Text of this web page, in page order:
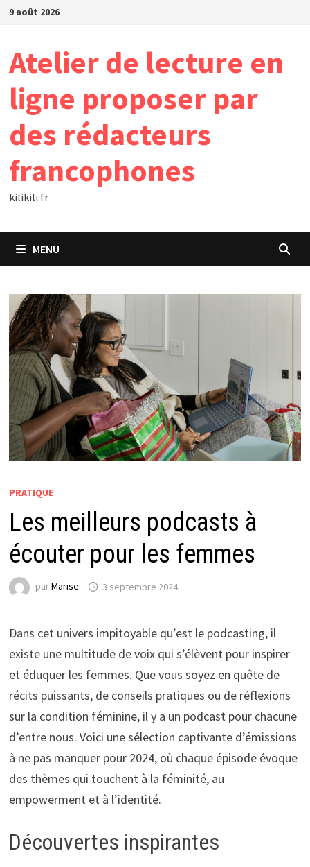
Passer
9 août 2026
Atelier de lecture en
ligne proposer par
des rédacteurs
francophones
kilikili.fr
MENU
PRATIQUE
Les meilleurs podcasts à
écouter pour les femmes
parMarise 3 septembre 2024
Dans cet univers impitoyable qu’est le podcasting, il
existe une multitude de voix qui s’élèvent pour inspirer
et éduquer les femmes. Que vous soyez en quête de
récits puissants, de conseils pratiques ou de réflexions
sur la condition féminine, il y a un podcast pour chacune
d’entre nous. Voici une sélection captivante d’émissions
à ne pas manquer pour 2024, où chaque épisode évoque
des thèmes qui touchent à la féminité, au
empowerment et à l’identité.
Découvertes inspirantes